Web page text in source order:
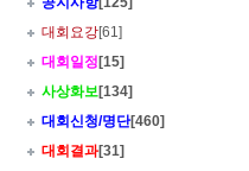
대회요강[61]
대회일정 [15]
사상화보[134]
대회신청/명단[460]
대회결과[31]